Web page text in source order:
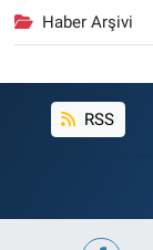
Haber Arşivi
RSS